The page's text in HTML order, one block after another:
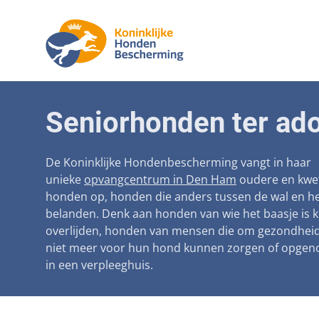
Verplichte
Seniorhonden ter
De Koninklijke Hondenbescherming vangt in haar
unieke opvangcentrum in Den Ham oudere en
honden op, honden die anders tussen de wal en
belanden. Denk aan honden van wie het baasje is
overlijden, honden van mensen die om
niet meer voor hun hond kunnen zorgen of
in een verpleeghuis.